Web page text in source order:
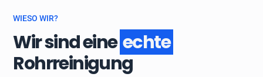
WIESO WIR?
Wir sind eineechte
Rohrreinigung